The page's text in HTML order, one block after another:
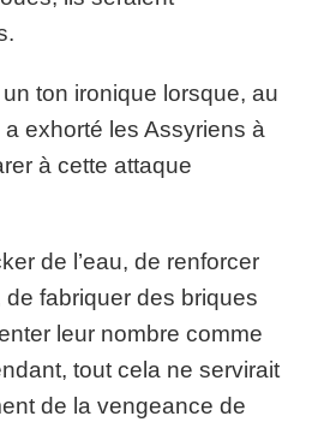
ton ironique lorsque, au
exhorté les Assyriens à
à cette attaque
de l’eau, de renforcer
de fabriquer des briques
leur nombre comme
tout cela ne servirait
de la vengeance de